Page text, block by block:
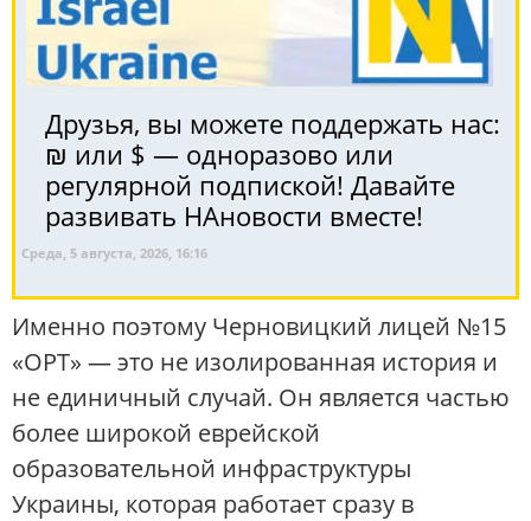
Друзья, вы можете поддержать нас:
₪ или $ — одноразово или
регулярной подпиской! Давайте
развивать НАновости вместе!
Среда, 5 августа, 2026, 16:16
Именно поэтому Черновицкий лицей №15
«ОРТ» — это не изолированная история и
не единичный случай. Он является частью
более широкой еврейской
образовательной инфраструктуры
Украины, которая работает сразу в